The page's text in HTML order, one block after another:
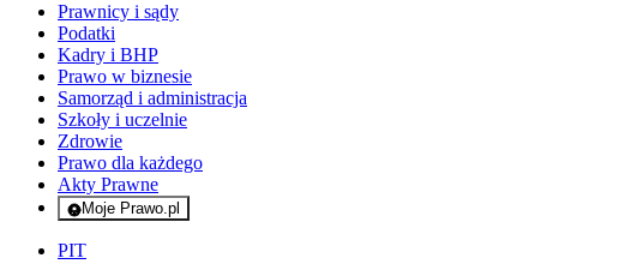
Prawnicy i sądy
Podatki
Kadry i BHP
Prawo w biznesie
Samorząd i administracja
Szkoły i uczelnie
Zdrowie
Prawo dla każdego
Akty Prawne
Moje Prawo.pl
- rejestracja i logowanie do serwisu
PIT